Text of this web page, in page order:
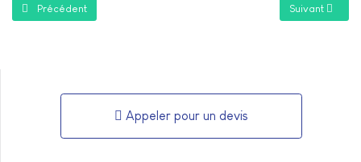
Article précédent : Rénovation Complète Réalisée à Fréjus : Une
Précédent Article suivant
Suivant
Appeler pour un devis